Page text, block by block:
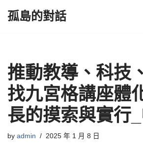
孤島的對話
推動教導、科技
找九宮格講座體
長的摸索與實行
by admin 2025 年 1 月 8 日